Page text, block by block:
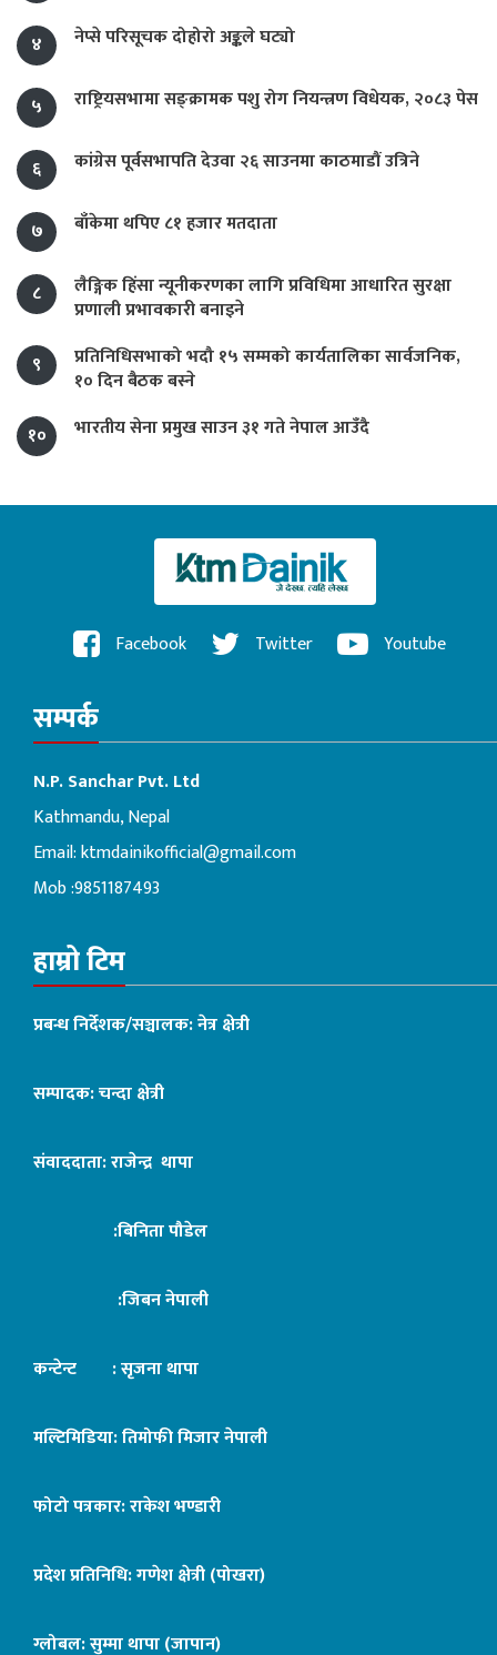
४ नेप्से परिसूचक दोहोरो अङ्कले घट्यो
५ राष्ट्रियसभामा सङ्क्रामक पशु रोग नियन्त्रण विधेयक, २०८३ पेस
६ कांग्रेस पूर्वसभापति देउवा २६ साउनमा काठमाडौं उत्रिने
७ बाँकेमा थपिए ८१ हजार मतदाता
८
लैङ्गिक हिंसा न्यूनीकरणका लागि प्रविधिमा आधारित सुरक्षा
प्रणाली प्रभावकारी बनाइने
९
प्रतिनिधिसभाको भदौ १५ सम्मको कार्यतालिका सार्वजनिक,
१० दिन बैठक बस्ने
१०
भारतीय सेना प्रमुख साउन ३१ गते नेपाल आउँदै
Facebook Twitter Youtube
सम्पर्क
N.P. Sanchar Pvt. Ltd
Kathmandu, Nepal
Email:ktmdainikofficial@gmail.com
Mob :9851187493
हाम्रो टिम
प्रबन्ध निर्देशक/सञ्चालक: नेत्र क्षेत्री
सम्पादक: चन्दा क्षेत्री
संवाददाता: राजेन्द्र थापा
:बिनिता पौडेल
:जिबन नेपाली
कन्टेन्ट : सृजना थापा
मल्टिमिडिया: तिमोफी मिजार नेपाली
फोटो पत्रकार: राकेश भण्डारी
प्रदेश प्रतिनिधि: गणेश क्षेत्री (पोखरा)
ग्लोबल: सुम्मा थापा (जापान)